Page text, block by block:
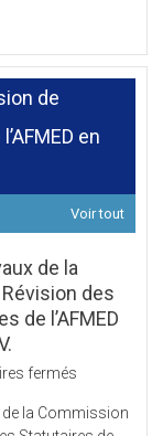
de
en
Voir tout
de la
des
de l’AFMED
fermés
des
la Commission